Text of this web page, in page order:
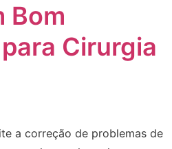
Bom
Cirurgia
a correção de problemas de